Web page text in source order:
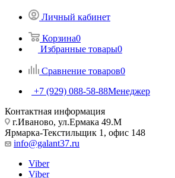
Личный кабинет
Корзина0
Избранные товары0
Сравнение товаров0
+7 (929) 088-58-88Менеджер
Контактная информация
г.Иваново, ул.Ермака 49.M
Ярмарка-Текстильщик 1, офис 148
info@galant37.ru
Viber
Viber